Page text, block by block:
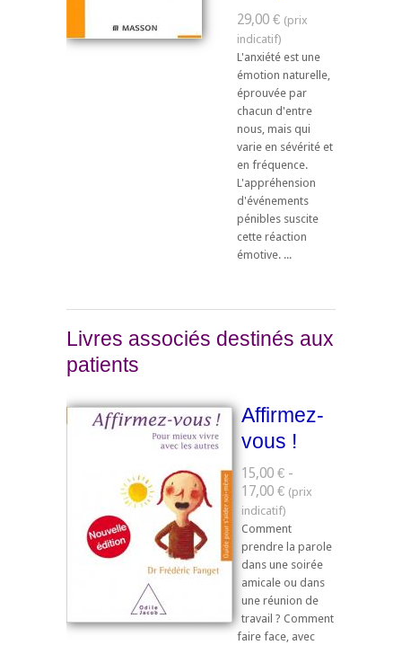
29,00 €
L'anxiété est une
émotion naturelle,
éprouvée par
chacun d'entre
nous, mais qui
varie en sévérité et
en fréquence.
L'appréhension
d'événements
pénibles suscite
cette réaction
émotive. ...
Livres associés destinés aux
patients
Affirmez-
vous !
15,00 € -
17,00 €
Comment
prendre la parole
dans une soirée
amicale ou dans
une réunion de
travail ? Comment
faire face, avec